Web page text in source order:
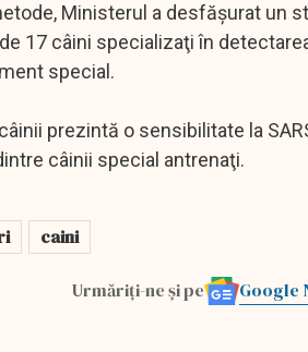
Ministerul a desfăşurat un
17 câini specializaţi în
special.
prezintă o sensibilitate la
câinii special antrenaţi.
caini
Urmăriți-ne și pe Google